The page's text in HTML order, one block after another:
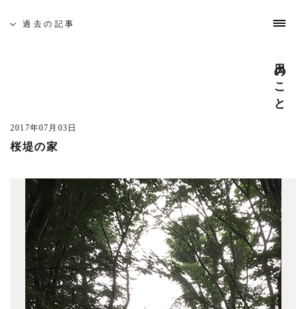
過去の記事
日々のこと
2017年07月03日
桜堤の家
5月19日(土)、佐久間徹設計事務所を会場に「吉祥寺 建築
─ 建築なんでも無料相談
建築家がみなさんのそれぞれのお悩みや疑問を伺います。
どんな事でも構いませんのでお気軽にお越し下さい。
また、同時に建築家とつくる家や賃貸マンション・店舗の
模型屋写真を展示します。ご自由にご覧ください。
─ 座談会 「地元に根ざした家づくり」
開催日時 : 5月19日(土) 14:00 - 15:00
吉祥寺周辺で設計致しました、住宅を写真を見ながらご紹